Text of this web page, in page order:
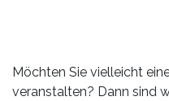
Möchten Sie vielleicht
veranstalten? Dann sind